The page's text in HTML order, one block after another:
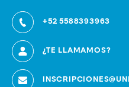
+52 5588393963
¿TE LLAMAMOS?